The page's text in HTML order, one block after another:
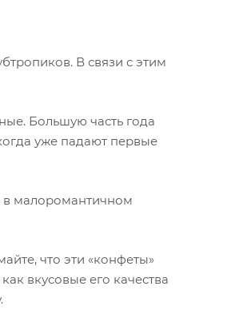
В связи с этим
Большую часть года
уже падают первые
в малоромантичном
что эти «конфеты»
вкусовые его качества